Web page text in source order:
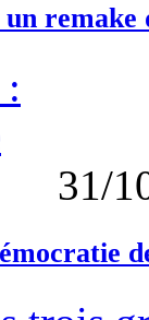
remake
31/